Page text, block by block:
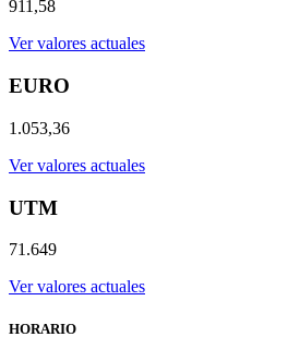
911,58
Ver valores actuales
EURO
1.053,36
Ver valores actuales
UTM
71.649
Ver valores actuales
HORARIO